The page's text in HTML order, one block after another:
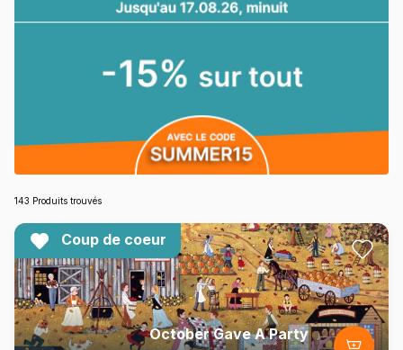
143 Produits trouvés
Coup de coeur
October Gave A Party